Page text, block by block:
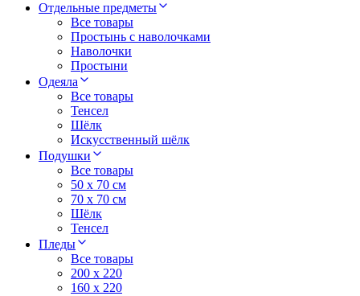
Отдельные предметы
Все товары
Простынь с наволочками
Наволочки
Простыни
Одеяла
Все товары
Тенсел
Шёлк
Искусственный шёлк
Подушки
Все товары
50 x 70 см
70 x 70 см
Шёлк
Тенсел
Пледы
Все товары
200 х 220
160 х 220